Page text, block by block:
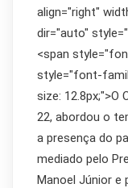
align="right"
dir="auto"
<span
style="font-
size: 12.8px;">O
22, abordou o
a presença do
mediado pelo
Manoel Júnior e